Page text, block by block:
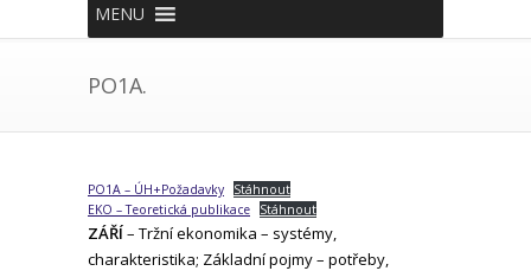
MENU
PO1A.
PO1A – ÚH+Požadavky
Stáhnout
EKO – Teoretická publikace
Stáhnout
ZÁŘÍ– Tržní ekonomika – systémy,
charakteristika; Základní pojmy – potřeby,